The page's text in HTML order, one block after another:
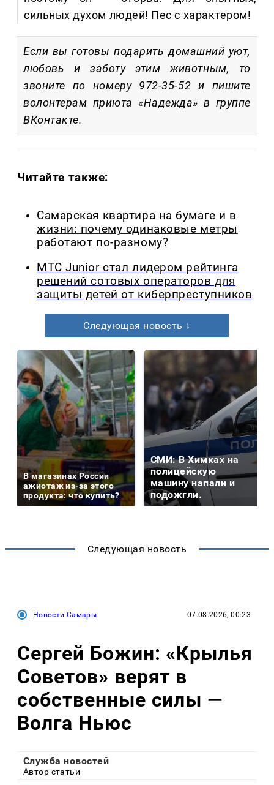
сильных духом людей! Пес с характером!
Если вы готовы подарить домашний уют,
любовь и заботу этим животным, то
звоните по номеру 972-35-52 и пишите
волонтерам приюта «Надежда» в группе
ВКонтакте.
Читайте также:
Самарская квартира на бумаге и в
жизни: почему одинаковые метры
работают по-разному?
МТС Junior стал лидером рейтинга
решений сотовых операторов для
защиты детей от киберпреступников
Следующая новость ↓
В магазинах России
ажиотаж из-за этого
продукта: что купить?
СМИ: В Химках на
полицейскую
машину напали и
подожгли.
Следующая новость
Новости Самары 07.08.2026, 00:23
Сергей Божин: «Крылья
Советов» верят в
собственные силы —
Волга Ньюс
Служба новостей
Автор статьи